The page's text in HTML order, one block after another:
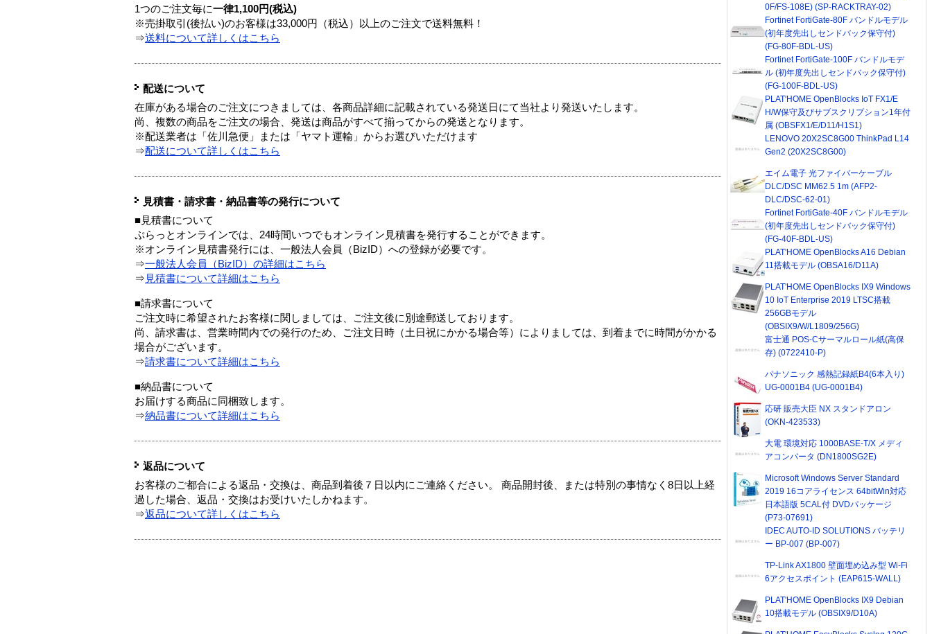
1つのご注文毎に一律1,100円(税込)
※売掛取引(後払い)のお客様は33,000円（税込）以上のご注文で送料無料！
⇒送料について詳しくはこちら
配送について
在庫がある場合のご注文につきましては、各商品詳細に記載されている発送日にて当社より発送いたします。
尚、複数の商品をご注文の場合、発送は商品がすべて揃ってからの発送となります。
※配送業者は「佐川急便」または「ヤマト運輸」からお選びいただけます
⇒配送について詳しくはこちら
見積書・請求書・納品書等の発行について
■見積書について
ぷらっとオンラインでは、24時間いつでもオンライン見積書を発行することができます。
※オンライン見積書発行には、一般法人会員（BizID）への登録が必要です。
⇒一般法人会員（BizID）の詳細はこちら
⇒ 見積書について詳細はこちら
■請求書について
ご注文時に希望されたお客様に関しましては、ご注文後に別途郵送しております。
尚、請求書は、営業時間内での発行のため、ご注文日時（土日祝にかかる場合等）によりましては、到着までに時間がかかる
場合がございます。
⇒請求書について詳細はこちら
■納品書について
お届けする商品に同梱致します。
⇒納品書について詳細はこちら
返品について
お客様のご都合による返品・交換は、商品到着後７日以内にご連絡ください。 商品開封後、または特別の事情なく8日以上経
過した場合、返品・交換はお受けいたしかねます。
⇒返品について詳しくはこちら
0F/FS-108E) (SP-RACKTRAY-02)
Fortinet FortiGate-80F バンドルモデル
(初年度先出しセンドバック保守付)
(FG-80F-BDL-US)
Fortinet FortiGate-100F バンドルモデ
ル (初年度先出しセンドバック保守付)
(FG-100F-BDL-US)
PLAT'HOME OpenBlocks IoT FX1/E
H/W保守及びサブスクリプション1年付
属 (OBSFX1/E/D11/H1S1)
LENOVO 20X2SC8G00 ThinkPad L14
Gen2 (20X2SC8G00)
エイム電子 光ファイバーケーブル
DLC/DSC MM62.5 1m (AFP2-
DLC/DSC-62-01)
Fortinet FortiGate-40F バンドルモデル
(初年度先出しセンドバック保守付)
(FG-40F-BDL-US)
PLAT'HOME OpenBlocks A16 Debian
11搭載モデル (OBSA16/D11A)
PLAT'HOME OpenBlocks IX9 Windows
10 IoT Enterprise 2019 LTSC搭載
256GBモデル
(OBSIX9/W/L1809/256G)
富士通 POS-Cサーマルロール紙(高保
存) (0722410-P)
パナソニック 感熱記録紙B4(6本入り)
UG-0001B4 (UG-0001B4)
応研 販売大臣 NX スタンドアロン
(OKN-423533)
大電 環境対応 1000BASE-T/X メディ
アコンバータ (DN1800SG2E)
Microsoft Windows Server Standard
2019 16コアライセンス 64bitWin対応
日本語版 5CAL付 DVDパッケージ
(P73-07691)
IDEC AUTO-ID SOLUTIONS バッテリ
ー BP-007 (BP-007)
TP-Link AX1800 壁面埋め込み型 Wi-Fi
6アクセスポイント (EAP615-WALL)
PLAT'HOME OpenBlocks IX9 Debian
10搭載モデル (OBSIX9/D10A)